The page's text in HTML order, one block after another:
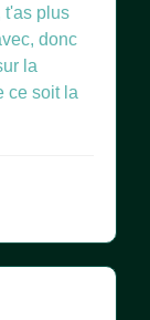
t'as plus
donc
la
ce soit la